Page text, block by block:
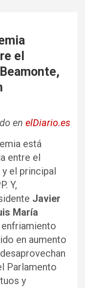
el
en elDiario.es
está
entre el
el principal
Y,
Javier
María
en aumento
Parlamento
y